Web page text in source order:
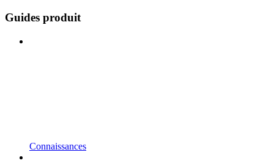
Guides produit
Connaissances